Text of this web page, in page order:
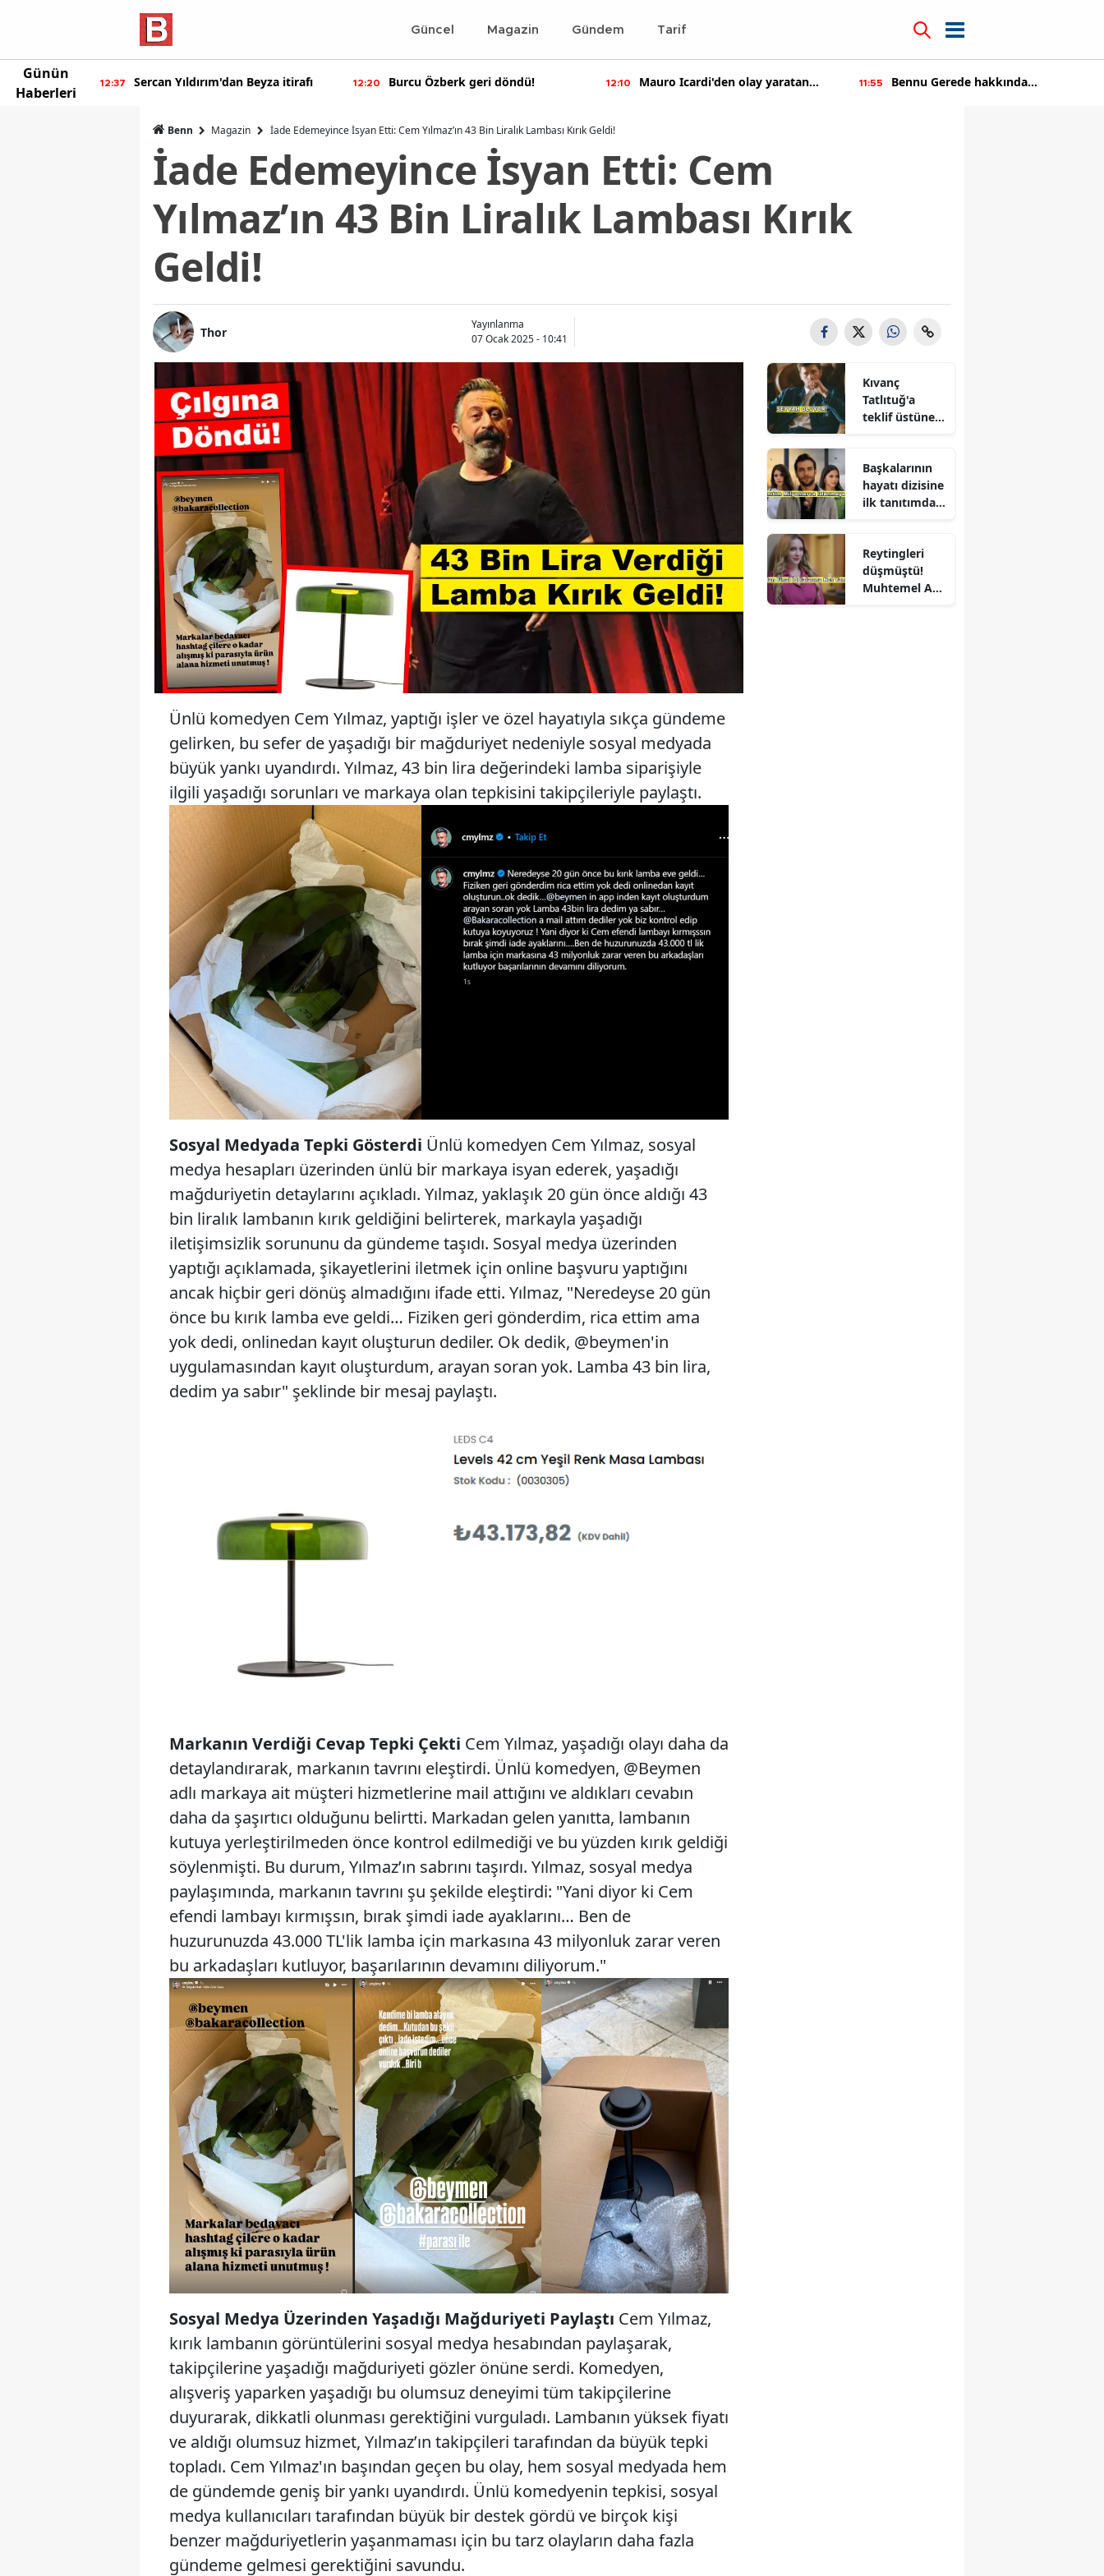
Güncel Magazin Gündem Tarif
Günün
Haberleri
Sercan Yıldırım'dan Beyza itirafı 12:20 Burcu Özberk geri döndü! 12:10
Mauro Icardi'den olay yaratan
11:55
Bennu Gerede hakkında
14:22 Kıvanç
Benn Magazin İade Edemeyince İsyan Etti: Cem Yılmaz’ın 43 Bin Liralık Lambası Kırık Geldi!
İade Edemeyince İsyan Etti: Cem
Yılmaz’ın 43 Bin Liralık Lambası Kırık
Geldi!
Thor
Yayınlanma
07 Ocak 2025 - 10:41
Ünlü komedyen Cem Yılmaz, yaptığı işler ve özel hayatıyla sıkça gündeme
gelirken, bu sefer de yaşadığı bir mağduriyet nedeniyle sosyal medyada
büyük yankı uyandırdı. Yılmaz, 43 bin lira değerindeki lamba siparişiyle
ilgili yaşadığı sorunları ve markaya olan tepkisini takipçileriyle paylaştı.
Sosyal Medyada Tepki Gösterdi Ünlü komedyen Cem Yılmaz, sosyal
medya hesapları üzerinden ünlü bir markaya isyan ederek, yaşadığı
mağduriyetin detaylarını açıkladı. Yılmaz, yaklaşık 20 gün önce aldığı 43
bin liralık lambanın kırık geldiğini belirterek, markayla yaşadığı
iletişimsizlik sorununu da gündeme taşıdı. Sosyal medya üzerinden
yaptığı açıklamada, şikayetlerini iletmek için online başvuru yaptığını
ancak hiçbir geri dönüş almadığını ifade etti. Yılmaz, "Neredeyse 20 gün
önce bu kırık lamba eve geldi… Fiziken geri gönderdim, rica ettim ama
yok dedi, onlinedan kayıt oluşturun dediler. Ok dedik, @beymen'in
uygulamasından kayıt oluşturdum, arayan soran yok. Lamba 43 bin lira,
dedim ya sabır" şeklinde bir mesaj paylaştı.
Markanın Verdiği Cevap Tepki Çekti Cem Yılmaz, yaşadığı olayı daha da
detaylandırarak, markanın tavrını eleştirdi. Ünlü komedyen, @Beymen
adlı markaya ait müşteri hizmetlerine mail attığını ve aldıkları cevabın
daha da şaşırtıcı olduğunu belirtti. Markadan gelen yanıtta, lambanın
kutuya yerleştirilmeden önce kontrol edilmediği ve bu yüzden kırık geldiği
söylenmişti. Bu durum, Yılmaz’ın sabrını taşırdı. Yılmaz, sosyal medya
paylaşımında, markanın tavrını şu şekilde eleştirdi: "Yani diyor ki Cem
efendi lambayı kırmışsın, bırak şimdi iade ayaklarını… Ben de
huzurunuzda 43.000 TL'lik lamba için markasına 43 milyonluk zarar veren
bu arkadaşları kutluyor, başarılarının devamını diliyorum."
Sosyal Medya Üzerinden Yaşadığı Mağduriyeti Paylaştı Cem Yılmaz,
kırık lambanın görüntülerini sosyal medya hesabından paylaşarak,
takipçilerine yaşadığı mağduriyeti gözler önüne serdi. Komedyen,
alışveriş yaparken yaşadığı bu olumsuz deneyimi tüm takipçilerine
duyurarak, dikkatli olunması gerektiğini vurguladı. Lambanın yüksek fiyatı
ve aldığı olumsuz hizmet, Yılmaz’ın takipçileri tarafından da büyük tepki
topladı. Cem Yılmaz'ın başından geçen bu olay, hem sosyal medyada hem
de gündemde geniş bir yankı uyandırdı. Ünlü komedyenin tepkisi, sosyal
medya kullanıcıları tarafından büyük bir destek gördü ve birçok kişi
benzer mağduriyetlerin yaşanmaması için bu tarz olayların daha fazla
gündeme gelmesi gerektiğini savundu.
Kıvanç
Tatlıtuğ'a
teklif üstüne
Başkalarının
hayatı dizisine
ilk tanıtımdan
Reytingleri
düşmüştü!
Muhtemel Aşk